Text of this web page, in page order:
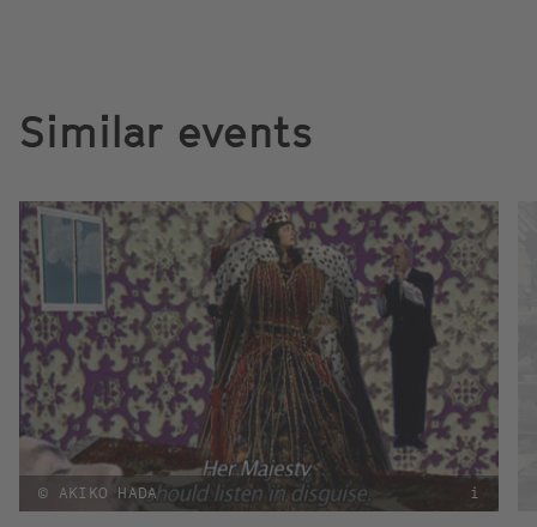
Similar events
© AKIKO HADA i